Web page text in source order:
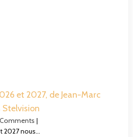
et 2027, de Jean-Marc
Stelvision
|
2027 nous…